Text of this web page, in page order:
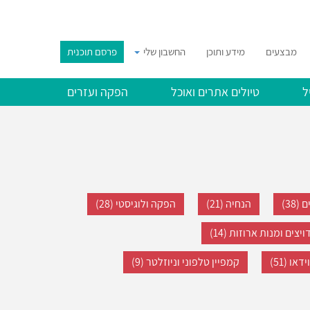
מבצעים מידע ותוכן החשבון שלי פרסם תוכנית
טיולים אתרים ואוכל הפקה ועזרים
הנחיה (21)
הפקה ולוגיסטי (28)
ומנות ארוזות (14)
(51)
קמפיין טלפוני וניוזלטר (9)